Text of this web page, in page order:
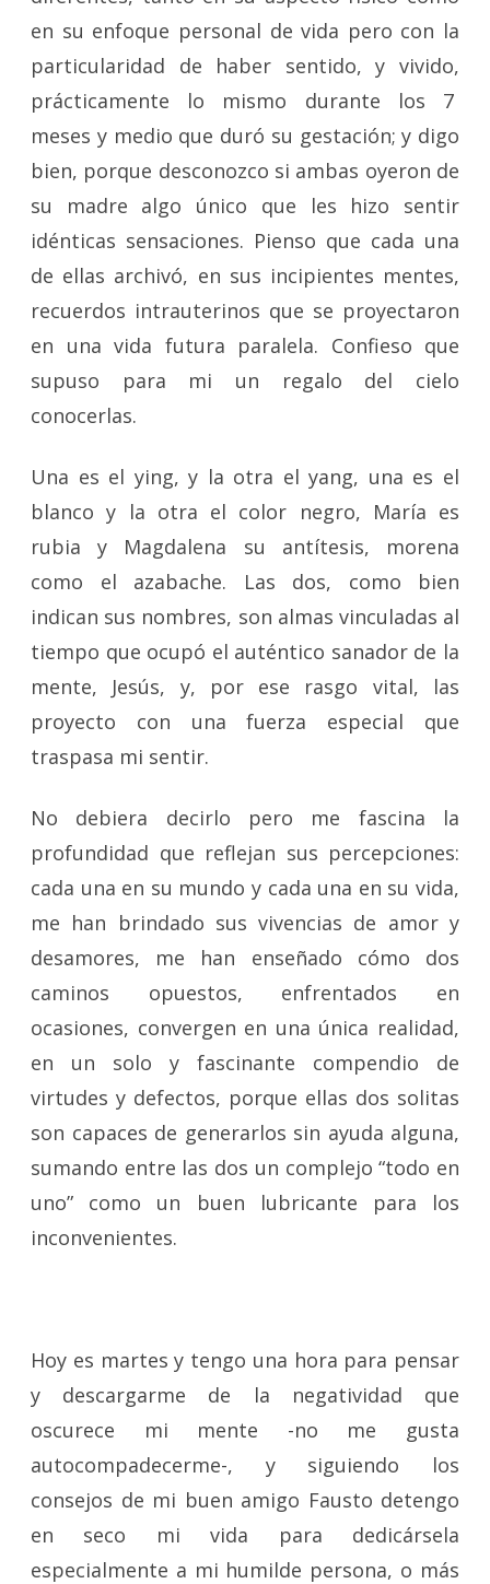
en su enfoque personal de vida pero con la
particularidad de haber sentido, y vivido,
prácticamente lo mismo durante los 7
meses y medio que duró su gestación; y digo
bien, porque desconozco si ambas oyeron de
su madre algo único que les hizo sentir
idénticas sensaciones. Pienso que cada una
de ellas archivó, en sus incipientes mentes,
recuerdos intrauterinos que se proyectaron
en una vida futura paralela. Confieso que
supuso para mi un regalo del cielo
conocerlas.
Una es el ying, y la otra el yang, una es el
blanco y la otra el color negro, María es
rubia y Magdalena su antítesis, morena
como el azabache. Las dos, como bien
indican sus nombres, son almas vinculadas al
tiempo que ocupó el auténtico sanador de la
mente, Jesús, y, por ese rasgo vital, las
proyecto con una fuerza especial que
traspasa mi sentir.
No debiera decirlo pero me fascina la
profundidad que reflejan sus percepciones:
cada una en su mundo y cada una en su vida,
me han brindado sus vivencias de amor y
desamores, me han enseñado cómo dos
caminos opuestos, enfrentados en
ocasiones, convergen en una única realidad,
en un solo y fascinante compendio de
virtudes y defectos, porque ellas dos solitas
son capaces de generarlos sin ayuda alguna,
sumando entre las dos un complejo “todo en
uno” como un buen lubricante para los
inconvenientes.
Hoy es martes y tengo una hora para pensar
y descargarme de la negatividad que
oscurece mi mente -no me gusta
autocompadecerme-, y siguiendo los
consejos de mi buen amigo Fausto detengo
en seco mi vida para dedicársela
especialmente a mi humilde persona, o más